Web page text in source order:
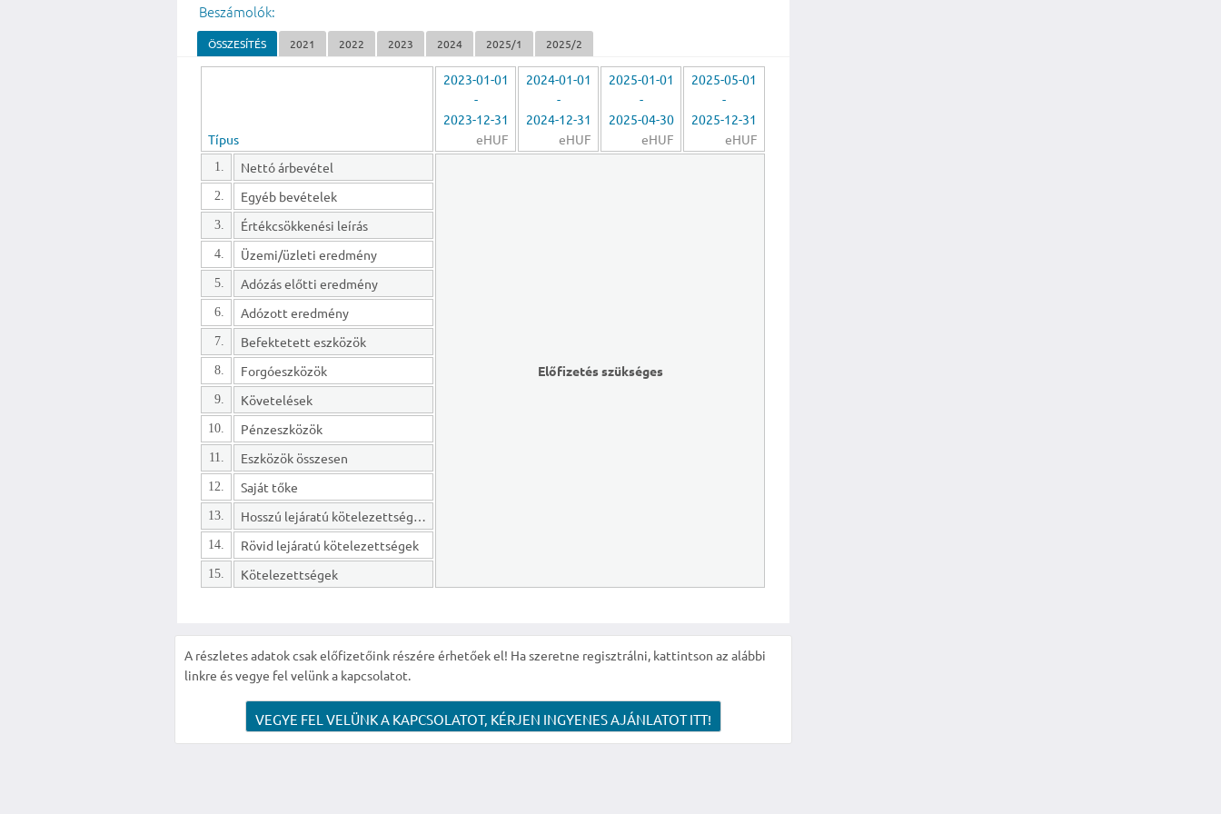
Beszámolók:
ÖSSZESÍTÉS 2021 2022 2023 2024 2025/1 2025/2
Típus
2023-01-01
-
2023-12-31
eHUF
2024-01-01
-
2024-12-31
eHUF
2025-01-01
-
2025-04-30
eHUF
2025-05-01
-
2025-12-31
eHUF
1. Nettó árbevétel
Előfizetés szükséges
2. Egyéb bevételek
3. Értékcsökkenési leírás
4. Üzemi/üzleti eredmény
5. Adózás előtti eredmény
6. Adózott eredmény
7. Befektetett eszközök
8. Forgóeszközök
9. Követelések
10. Pénzeszközök
11. Eszközök összesen
12. Saját tőke
13. Hosszú lejáratú kötelezettségek
14. Rövid lejáratú kötelezettségek
15. Kötelezettségek
A részletes adatok csak előfizetőink részére érhetőek el! Ha szeretne regisztrálni, kattintson az alábbi
linkre és vegye fel velünk a kapcsolatot.
VEGYE FEL VELÜNK A KAPCSOLATOT, KÉRJEN INGYENES AJÁNLATOT ITT!